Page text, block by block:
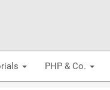
PHP & Co.